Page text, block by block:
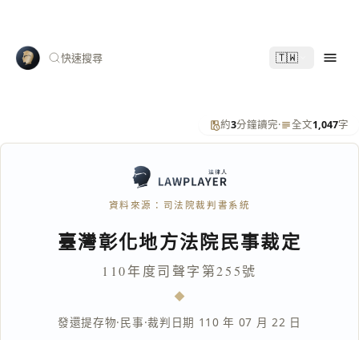
快速搜尋 🇹🇼
約3分鐘讀完· 全文1,047字
資料來源：司法院裁判書系統
臺灣彰化地方法院民事裁定
110年度司聲字第255號
發還提存物·民事·裁判日期 110 年 07 月 22 日